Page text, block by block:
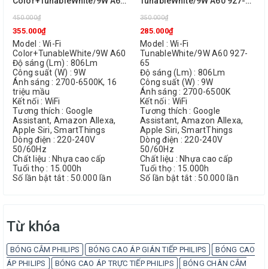
450.000₫
355.000₫
Model : Wi-Fi
Color+TunableWhite/9W A60
Độ sáng (Lm) : 806Lm
Công suất (W) : 9W
Ánh sáng : 2700-6500K, 16
triệu mầu
Kết nối : WiFi
Tương thích : Google
Assistant, Amazon Allexa,
Apple Siri, SmartThings
Dòng điện : 220-240V
50/60Hz
Chất liệu : Nhựa cao cấp
Tuổi thọ : 15.000h
Số lần bật tắt : 50.000 lần
350.000₫
285.000₫
Model : Wi-Fi
TunableWhite/9W A60 927-
65
Độ sáng (Lm) : 806Lm
Công suất (W) : 9W
Ánh sáng : 2700-6500K
Kết nối : WiFi
Tương thích : Google
Assistant, Amazon Allexa,
Apple Siri, SmartThings
Dòng điện : 220-240V
50/60Hz
Chất liệu : Nhựa cao cấp
Tuổi thọ : 15.000h
Số lần bật tắt : 50.000 lần
Từ khóa
BÓNG CẮM PHILIPS BÓNG CAO ÁP GIÁN TIẾP PHILIPS
BÓNG CAO
ÁP PHILIPS
BÓNG CAO ÁP TRỰC TIẾP PHILIPS
BÓNG CHÂN CẮM